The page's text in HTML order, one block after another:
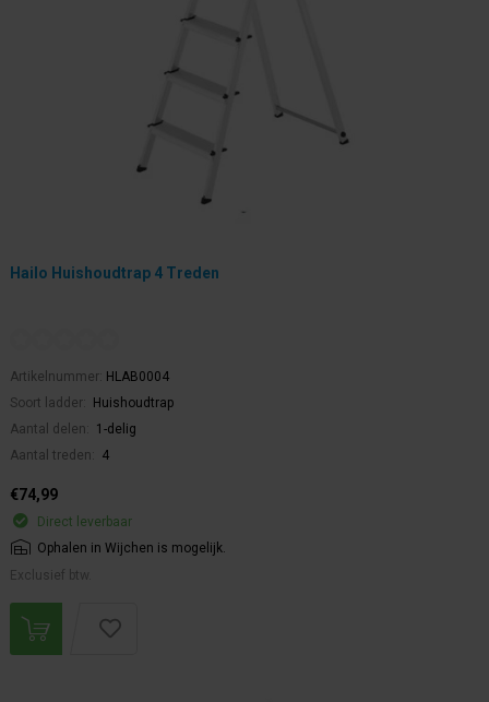
Hailo Huishoudtrap 4 Treden
Artikelnummer: HLAB0004
Soort ladder:
Huishoudtrap
Aantal delen:
1-delig
Aantal treden:
4
€74,99
Direct leverbaar
Ophalen in Wijchen is mogelijk.
Exclusief btw.